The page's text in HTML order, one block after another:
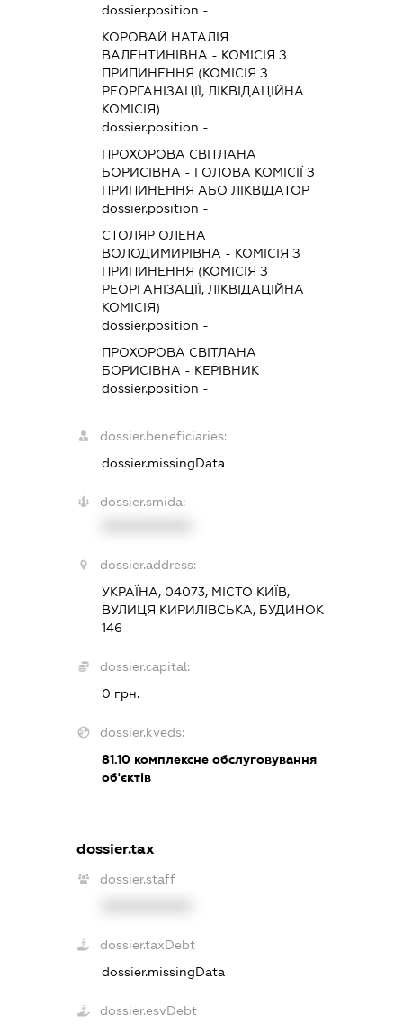
dossier.position -
КОРОВАЙ НАТАЛІЯ
ВАЛЕНТИНІВНА - КОМІСІЯ З
ПРИПИНЕННЯ (КОМІСІЯ З
РЕОРГАНІЗАЦІЇ, ЛІКВІДАЦІЙНА
КОМІСІЯ)
dossier.position -
ПРОХОРОВА СВІТЛАНА
БОРИСІВНА - ГОЛОВА КОМІСІЇ З
ПРИПИНЕННЯ АБО ЛІКВІДАТОР
dossier.position -
СТОЛЯР ОЛЕНА
ВОЛОДИМИРІВНА - КОМІСІЯ З
ПРИПИНЕННЯ (КОМІСІЯ З
РЕОРГАНІЗАЦІЇ, ЛІКВІДАЦІЙНА
КОМІСІЯ)
dossier.position -
ПРОХОРОВА СВІТЛАНА
БОРИСІВНА - КЕРІВНИК
dossier.position -
dossier.beneficiaries:
dossier.missingData
dossier.smida:
dossier.address:
УКРАЇНА, 04073, МІСТО КИЇВ,
ВУЛИЦЯ КИРИЛІВСЬКА, БУДИНОК
146
dossier.capital:
0 грн.
dossier.kveds:
81.10 комплексне обслуговування
об'єктів
dossier.tax
dossier.staff
dossier.taxDebt
dossier.missingData
dossier.esvDebt